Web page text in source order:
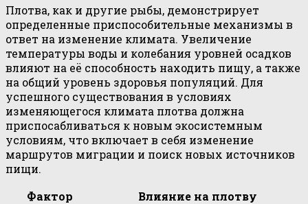
Плотва, как и другие рыбы, демонстрирует
определенные приспособительные механизмы в
ответ на изменение климата. Увеличение
температуры воды и колебания уровней осадков
влияют на её способность находить пищу, а также
на общий уровень здоровья популяций. Для
успешного существования в условиях
изменяющегося климата плотва должна
приспосабливаться к новым экосистемным
условиям, что включает в себя изменение
маршрутов миграции и поиск новых источников
пищи.
Фактор
Влияние на плотву